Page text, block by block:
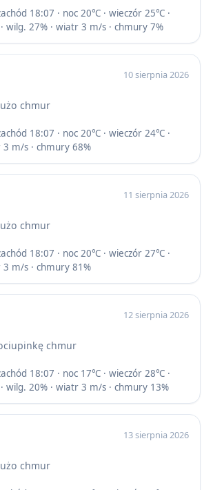
18:07 · noc 20℃ · wieczór 25℃ ·
wilg. 27% · wiatr 3 m/s · chmury 7%
10 sierpnia 2026
chmur
18:07 · noc 20℃ · wieczór 24℃ ·
m/s · chmury 68%
11 sierpnia 2026
chmur
18:07 · noc 20℃ · wieczór 27℃ ·
m/s · chmury 81%
12 sierpnia 2026
chmur
18:07 · noc 17℃ · wieczór 28℃ ·
wilg. 20% · wiatr 3 m/s · chmury 13%
13 sierpnia 2026
chmur